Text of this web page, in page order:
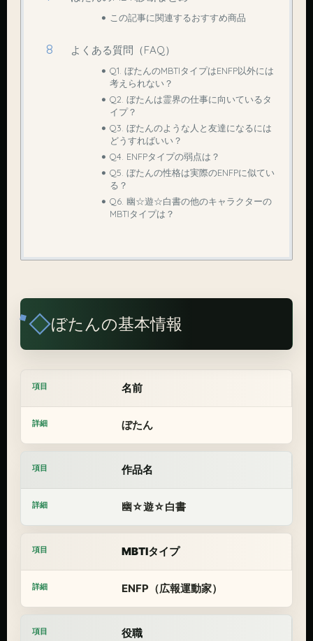
この記事に関連するおすすめ商品
よくある質問（FAQ）
Q1. ぼたんのMBTIタイプはENFP以外には
考えられない？
Q2. ぼたんは霊界の仕事に向いているタ
イプ？
Q3. ぼたんのような人と友達になるには
どうすればいい？
Q4. ENFPタイプの弱点は？
Q5. ぼたんの性格は実際のENFPに似てい
る？
Q6. 幽☆遊☆白書の他のキャラクターの
MBTIタイプは？
ぼたんの基本情報
名前
ぼたん
作品名
幽☆遊☆白書
MBTIタイプ
ENFP（広報運動家）
役職